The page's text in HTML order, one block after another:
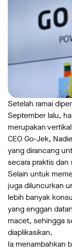
Setelah ramai
September lalu,
merupakan
CEO Go-Jek,
yang dirancang
secara praktis
Selain untuk
juga diluncurkan
lebih banyak
yang enggan
macet, sehingga
diaplikasikan.
Ia menambahkan